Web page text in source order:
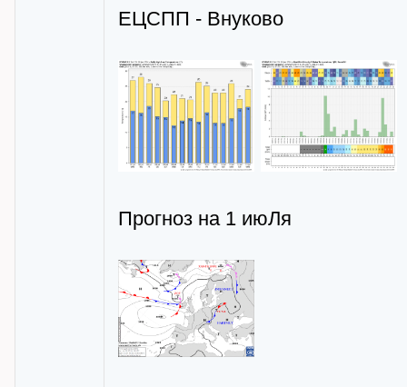
ЕЦСПП - Внуково
Прогноз на 1 июЛя